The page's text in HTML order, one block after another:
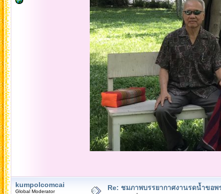
kumpolcomcai
Global Moderator Re: ชมภาพบรรยากาศงานรดน้ำขอ